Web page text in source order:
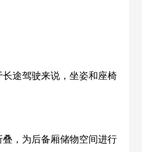
途驾驶来说，坐姿和座椅
，为后备厢储物空间进行